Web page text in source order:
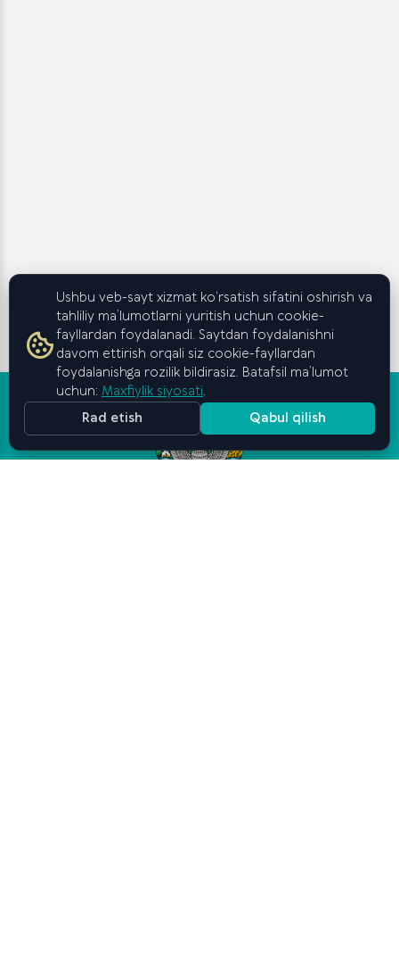
Ushbu veb-sayt xizmat ko‘rsatish sifatini oshirish va
tahliliy ma’lumotlarni yuritish uchun cookie-
fayllardan foydalanadi. Saytdan foydalanishni
davom ettirish orqali siz cookie-fayllardan
foydalanishga rozilik bildirasiz. Batafsil ma’lumot
uchun: Maxfiylik siyosati.
Rad etish
Qabul qilish